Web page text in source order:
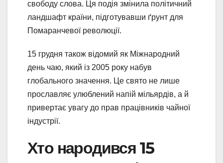
свободу слова. Ця подія змінила політичний
ландшафт країни, підготувавши ґрунт для
Помаранчевої революції.
15 грудня також відомий як Міжнародний
день чаю, який із 2005 року набув
глобального значення. Це свято не лише
прославляє улюблений напій мільярдів, а й
привертає увагу до прав працівників чайної
індустрії.
Хто народився 15